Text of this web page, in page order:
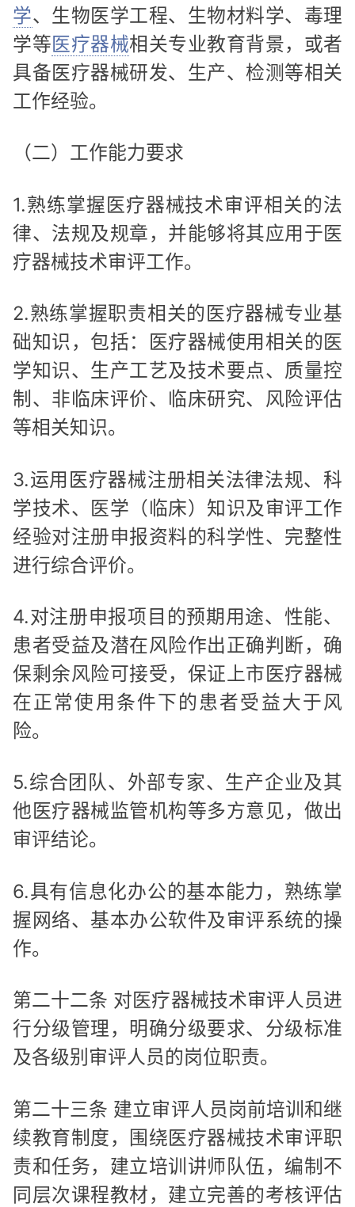
学、生物医学工程、生物材料学、毒理
学等医疗器械相关专业教育背景，或者
具备医疗器械研发、生产、检测等相关
工作经验。
（二）工作能力要求
1.熟练掌握医疗器械技术审评相关的法
律、法规及规章，并能够将其应用于医
疗器械技术审评工作。
2.熟练掌握职责相关的医疗器械专业基
础知识，包括：医疗器械使用相关的医
学知识、生产工艺及技术要点、质量控
制、非临床评价、临床研究、风险评估
等相关知识。
3.运用医疗器械注册相关法律法规、科
学技术、医学（临床）知识及审评工作
经验对注册申报资料的科学性、完整性
进行综合评价。
4.对注册申报项目的预期用途、性能、
患者受益及潜在风险作出正确判断，确
保剩余风险可接受，保证上市医疗器械
在正常使用条件下的患者受益大于风
险。
5.综合团队、外部专家、生产企业及其
他医疗器械监管机构等多方意见，做出
审评结论。
6.具有信息化办公的基本能力，熟练掌
握网络、基本办公软件及审评系统的操
作。
第二十二条 对医疗器械技术审评人员进
行分级管理，明确分级要求、分级标准
及各级别审评人员的岗位职责。
第二十三条 建立审评人员岗前培训和继
续教育制度，围绕医疗器械技术审评职
责和任务，建立培训讲师队伍，编制不
同层次课程教材，建立完善的考核评估